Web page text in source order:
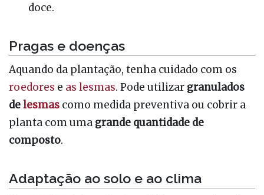
doce.
Pragas e doenças
Aquando da plantação, tenha cuidado com os
roedores e as lesmas. Pode utilizar granulados
delesmas como medida preventiva ou cobrir a
planta com uma grande quantidade de
composto.
Adaptação ao solo e ao clima